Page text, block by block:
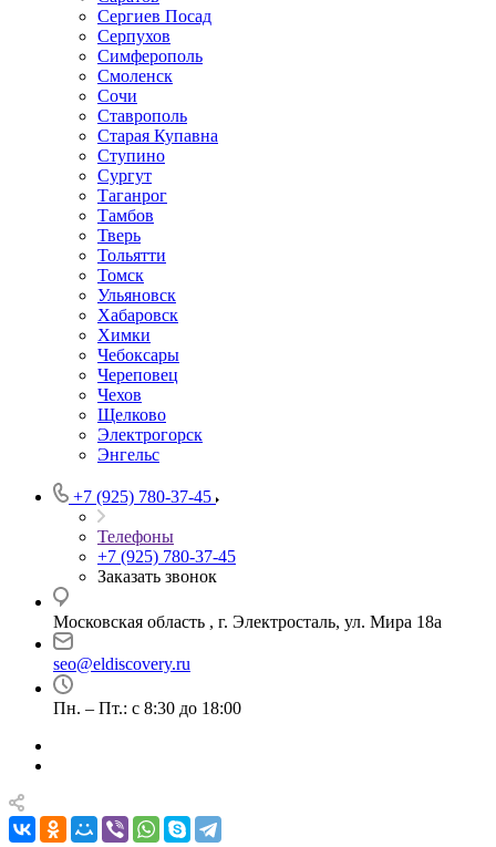
Сергиев Посад
Серпухов
Симферополь
Смоленск
Сочи
Ставрополь
Старая Купавна
Ступино
Сургут
Таганрог
Тамбов
Тверь
Тольятти
Томск
Ульяновск
Хабаровск
Химки
Чебоксары
Череповец
Чехов
Щелково
Электрогорск
Энгельс
+7 (925) 780-37-45
Телефоны
+7 (925) 780-37-45
Заказать звонок
Московская область , г. Электросталь, ул. Мира 18а
seo@eldiscovery.ru
Пн. – Пт.: с 8:30 до 18:00